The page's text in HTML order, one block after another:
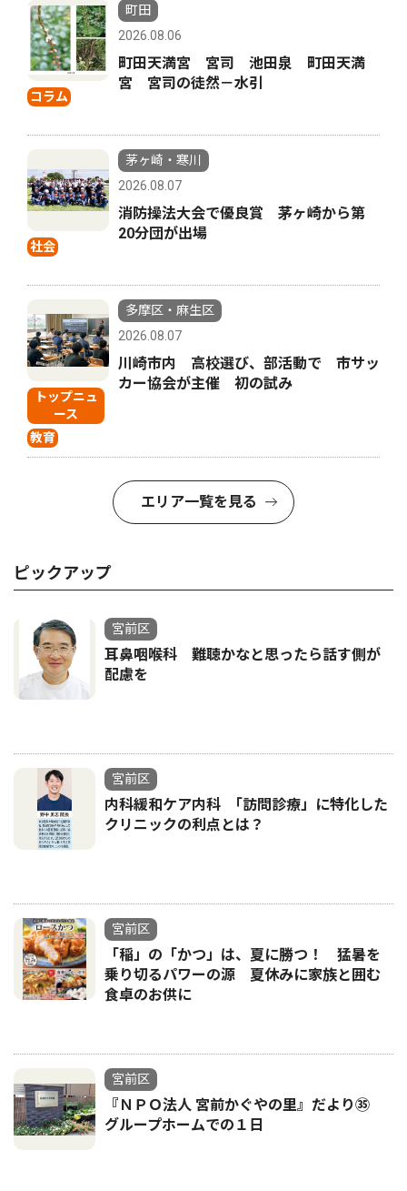
コラム
町田
2026.08.06
町田天満宮 宮司 池田泉 町田天満
宮 宮司の徒然－水引
社会
茅ヶ崎・寒川
2026.08.07
消防操法大会で優良賞 茅ヶ崎から第
20分団が出場
トップニュ
ース
教育
多摩区・麻生区
2026.08.07
川崎市内 高校選び、部活動で 市サッ
カー協会が主催 初の試み
エリア一覧を見る
ピックアップ
宮前区
耳鼻咽喉科 難聴かなと思ったら話す側が
配慮を
宮前区
内科緩和ケア内科 ｢訪問診療」に特化した
クリニックの利点とは？
宮前区
「稲」の「かつ」は、夏に勝つ！ 猛暑を
乗り切るパワーの源 夏休みに家族と囲む
食卓のお供に
宮前区
『ＮＰＯ法人 宮前かぐやの里』だより㉟
グループホームでの１日